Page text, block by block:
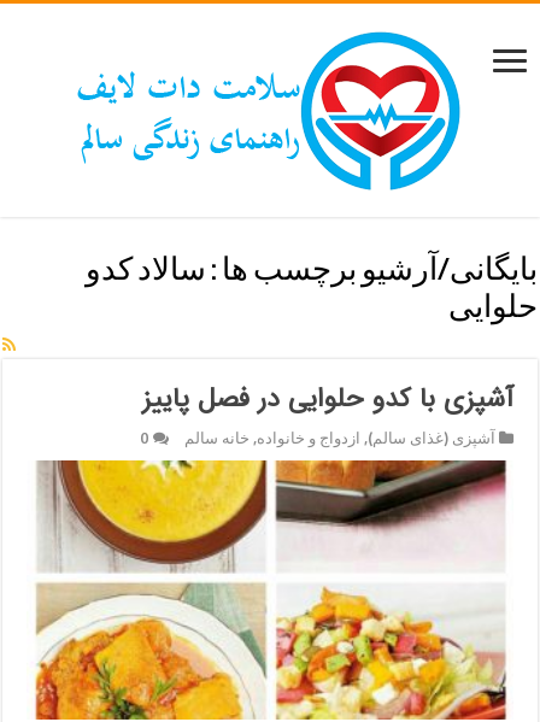
بایگانی/آرشیو برچسب ها : سالاد کدو
حلوایی
آشپزی با کدو حلوایی در فصل پاییز
آشپزی (غذای سالم), ازدواج و خانواده, خانه سالم 0